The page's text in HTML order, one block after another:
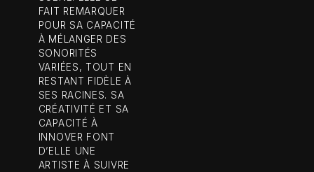
FAIT REMARQUER
POUR SA CAPACITÉ
À MÉLANGER DES
SONORITÉS
VARIÉES, TOUT EN
RESTANT FIDÈLE À
SES RACINES. SA
CRÉATIVITÉ ET SA
CAPACITÉ À
INNOVER FONT
D’ELLE UNE
ARTISTE À SUIVRE